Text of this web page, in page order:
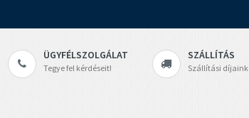
ÜGYFÉLSZOLGÁLAT
Tegye fel kérdéseit!
SZÁLLÍTÁS
Szállítási díjaink